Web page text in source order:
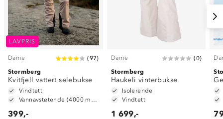
LAVPRIS
Dame (97)
Stormberg
Kvitfjell vattert selebukse
Vindtett
399,-
Dame (0)
Stormberg
Haukeli vinterbukse
Isolerende
Vindtett
1 699,-